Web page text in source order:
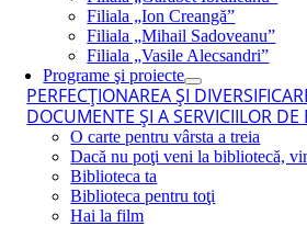
Filiala „Ion Creangă”
Filiala „Mihail Sadoveanu”
Filiala „Vasile Alecsandri”
Programe şi proiecte
PERFECŢIONAREA ŞI
DOCUMENTE ŞI A SERVICIILOR DE
O carte pentru vârsta a treia
Dacă nu poţi veni la bibliotecă,
Biblioteca ta
Biblioteca pentru toţi
Hai la film